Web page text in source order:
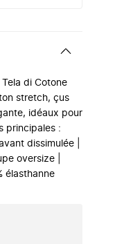
di Cotone
stretch, çus
idéaux pour
principales :
dissimulée |
oversize |
élasthanne